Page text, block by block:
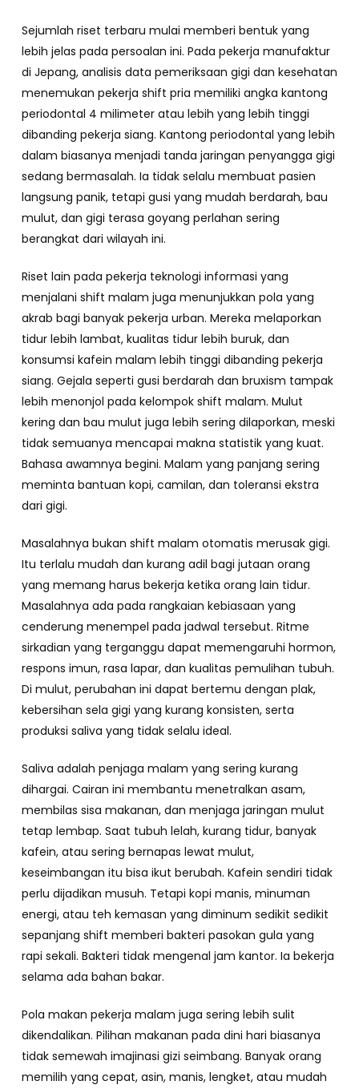
Sejumlah riset terbaru mulai memberi bentuk yang
lebih jelas pada persoalan ini. Pada pekerja manufaktur
di Jepang, analisis data pemeriksaan gigi dan kesehatan
menemukan pekerja shift pria memiliki angka kantong
periodontal 4 milimeter atau lebih yang lebih tinggi
dibanding pekerja siang. Kantong periodontal yang lebih
dalam biasanya menjadi tanda jaringan penyangga gigi
sedang bermasalah. Ia tidak selalu membuat pasien
langsung panik, tetapi gusi yang mudah berdarah, bau
mulut, dan gigi terasa goyang perlahan sering
berangkat dari wilayah ini.
Riset lain pada pekerja teknologi informasi yang
menjalani shift malam juga menunjukkan pola yang
akrab bagi banyak pekerja urban. Mereka melaporkan
tidur lebih lambat, kualitas tidur lebih buruk, dan
konsumsi kafein malam lebih tinggi dibanding pekerja
siang. Gejala seperti gusi berdarah dan bruxism tampak
lebih menonjol pada kelompok shift malam. Mulut
kering dan bau mulut juga lebih sering dilaporkan, meski
tidak semuanya mencapai makna statistik yang kuat.
Bahasa awamnya begini. Malam yang panjang sering
meminta bantuan kopi, camilan, dan toleransi ekstra
dari gigi.
Masalahnya bukan shift malam otomatis merusak gigi.
Itu terlalu mudah dan kurang adil bagi jutaan orang
yang memang harus bekerja ketika orang lain tidur.
Masalahnya ada pada rangkaian kebiasaan yang
cenderung menempel pada jadwal tersebut. Ritme
sirkadian yang terganggu dapat memengaruhi hormon,
respons imun, rasa lapar, dan kualitas pemulihan tubuh.
Di mulut, perubahan ini dapat bertemu dengan plak,
kebersihan sela gigi yang kurang konsisten, serta
produksi saliva yang tidak selalu ideal.
Saliva adalah penjaga malam yang sering kurang
dihargai. Cairan ini membantu menetralkan asam,
membilas sisa makanan, dan menjaga jaringan mulut
tetap lembap. Saat tubuh lelah, kurang tidur, banyak
kafein, atau sering bernapas lewat mulut,
keseimbangan itu bisa ikut berubah. Kafein sendiri tidak
perlu dijadikan musuh. Tetapi kopi manis, minuman
energi, atau teh kemasan yang diminum sedikit sedikit
sepanjang shift memberi bakteri pasokan gula yang
rapi sekali. Bakteri tidak mengenal jam kantor. Ia bekerja
selama ada bahan bakar.
Pola makan pekerja malam juga sering lebih sulit
dikendalikan. Pilihan makanan pada dini hari biasanya
tidak semewah imajinasi gizi seimbang. Banyak orang
memilih yang cepat, asin, manis, lengket, atau mudah